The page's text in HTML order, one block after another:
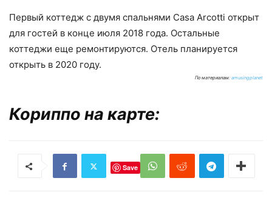
Первый коттедж с двумя спальнями Casa Arcotti открыт
для гостей в конце июля 2018 года. Остальные
коттеджи еще ремонтируются. Отель планируется
открыть в 2020 году.
По материалам: amusingplanet
Кориппо на карте:
Save